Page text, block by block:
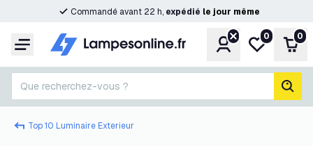
Commandé avant 22 h, expédié le jour même
Menu CompteMa liste de
0 0
Que recherchez-vous ?
Top 10 Luminaire Exterieur